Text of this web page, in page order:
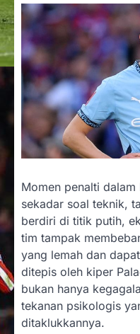
Momen penalti
sekadar soal teknik,
berdiri di titik putih,
tim tampak
yang lemah dan
ditepis oleh kiper
bukan hanya
tekanan psikologis
ditaklukkannya.